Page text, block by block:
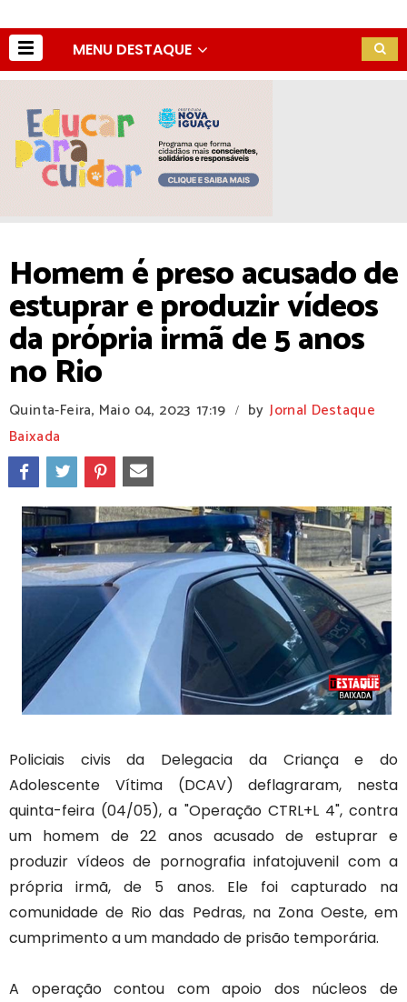
MENU DESTAQUE
Homem é preso acusado de
estuprar e produzir vídeos
da própria irmã de 5 anos
no Rio
Quinta-Feira, Maio 04, 2023 17:19 / by Jornal Destaque
Baixada
Policiais civis da Delegacia da Criança e do
Adolescente Vítima (DCAV) deflagraram, nesta
quinta-feira (04/05), a "Operação CTRL+L 4", contra
um homem de 22 anos acusado de estuprar e
produzir vídeos de pornografia infatojuvenil com a
própria irmã, de 5 anos. Ele foi capturado na
comunidade de Rio das Pedras, na Zona Oeste, em
cumprimento a um mandado de prisão temporária.
A operação contou com apoio dos núcleos de